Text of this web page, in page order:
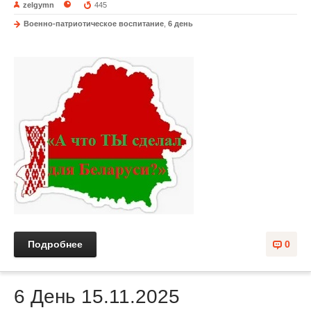
zelgymn 445
Военно-патриотическое воспитание 6 день
0
Подробнее
6 День 15.11.2025